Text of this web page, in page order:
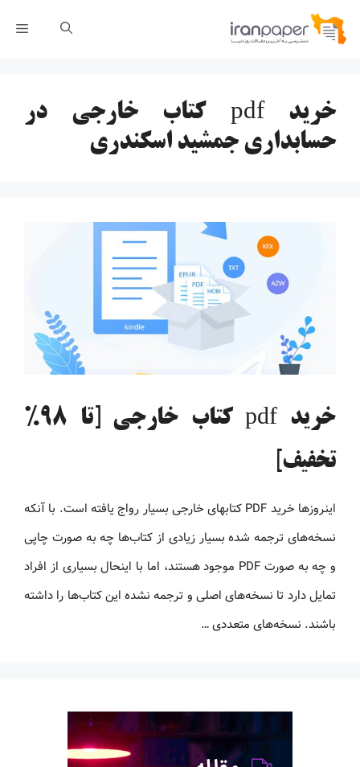
پرش
خرید pdf کتاب خارجی در
حسابداری جمشید اسکندری
خرید pdf کتاب خارجی [تا 98%
تخفیف]
اینروزها خرید PDF کتاب‎های خارجی بسیار رواج یافته است. با آنکه
نسخه‌های ترجمه شده بسیار زیادی از کتاب‌ها چه به صورت چاپی
و چه به صورت PDF موجود هستند، اما با اینحال بسیاری از افراد
تمایل دارد تا نسخه‌های اصلی و ترجمه نشده این کتاب‌ها را داشته
باشند. نسخه‌های متعددی …